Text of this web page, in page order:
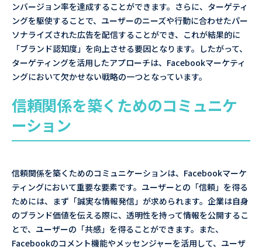
ンバージョン率を達成することができます。さらに、ターゲティ
ングを駆使することで、ユーザーのニーズや行動に合わせたパー
ソナライズされた広告を配信することができ、これが結果的に
「ブランド認知度」を向上させる要因となります。したがって、
ターゲティングを活用したアプローチは、Facebookマーケティ
ングにおいて欠かせない戦略の一つとなっています。
信頼関係を築くためのコミュニケ
ーション
信頼関係を築くためのコミュニケーションは、Facebookマーケ
ティングにおいて重要な要素です。ユーザーとの「信頼」を得る
ためには、まず「誠実な情報発信」が求められます。企業は自身
のブランド価値を伝える際に、透明性を持って情報を公開するこ
とで、ユーザーの「共感」を得ることができます。また、
Facebookのコメント機能やメッセンジャーを活用して、ユーザ